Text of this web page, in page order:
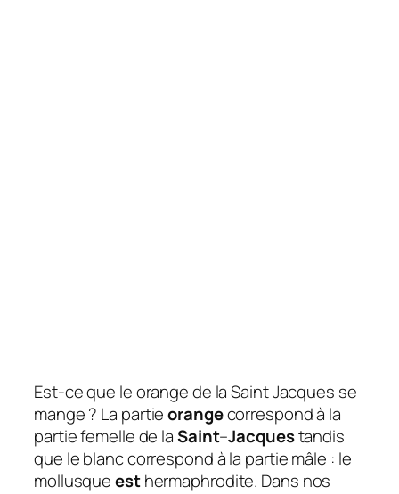
Est-ce que le orange de la Saint Jacques se
mange ? La partieorangecorrespond à la
partie femelle de laSaint–Jacquestandis
que le blanc correspond à la partie mâle : le
mollusqueesthermaphrodite. Dans nos